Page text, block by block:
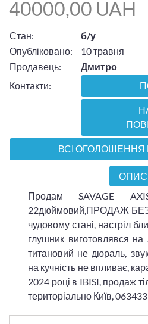
40000,00 UAH
Стан:
б/у
Опубліковано:
10 травня
Продавець:
Дмитро
Контакти:
ВСІ
ОПИС
Продам SAVAGE
22дюймовий,ПРОДАЖ БЕЗ
чудовому стані, настріл
глушник виготовлявся на
титановий не дюраль,
на кучність не впливає,
2024 році в IBISI, продаж
територіально Київ,